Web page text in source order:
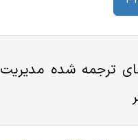
ترجمه شدهمديريت